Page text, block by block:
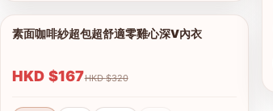
素面咖啡紗超包超舒適零雞心深V內衣
HKD $167 HKD $320